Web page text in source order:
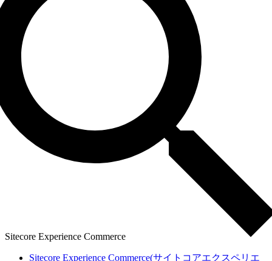
Sitecore Experience Commerce
Sitecore Experience Commerce(サイトコアエクスペリエ